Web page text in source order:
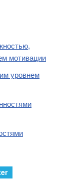
мотивации
уровнем